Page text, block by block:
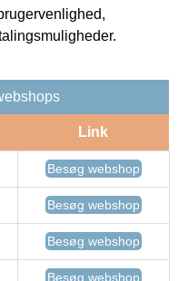
Link
Besøg webshop
Besøg webshop
Besøg webshop
Besøg webshop